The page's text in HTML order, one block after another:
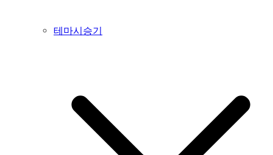
테마시승기